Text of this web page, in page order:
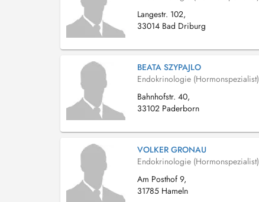
Langestr. 102,
33014 Bad Driburg
BEATA SZYPAJLO
Endokrinologie (Hormonspezialist)
Bahnhofstr. 40,
33102 Paderborn
VOLKER GRONAU
Endokrinologie (Hormonspezialist)
Am Posthof 9,
31785 Hameln